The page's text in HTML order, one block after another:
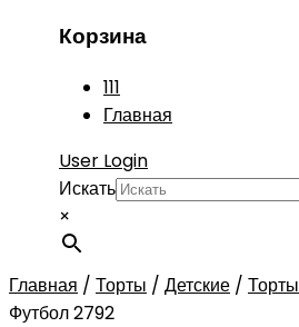
Корзина
111
Главная
User Login
Искать
×
Главная / Торты / Детские /
Футбол 2792